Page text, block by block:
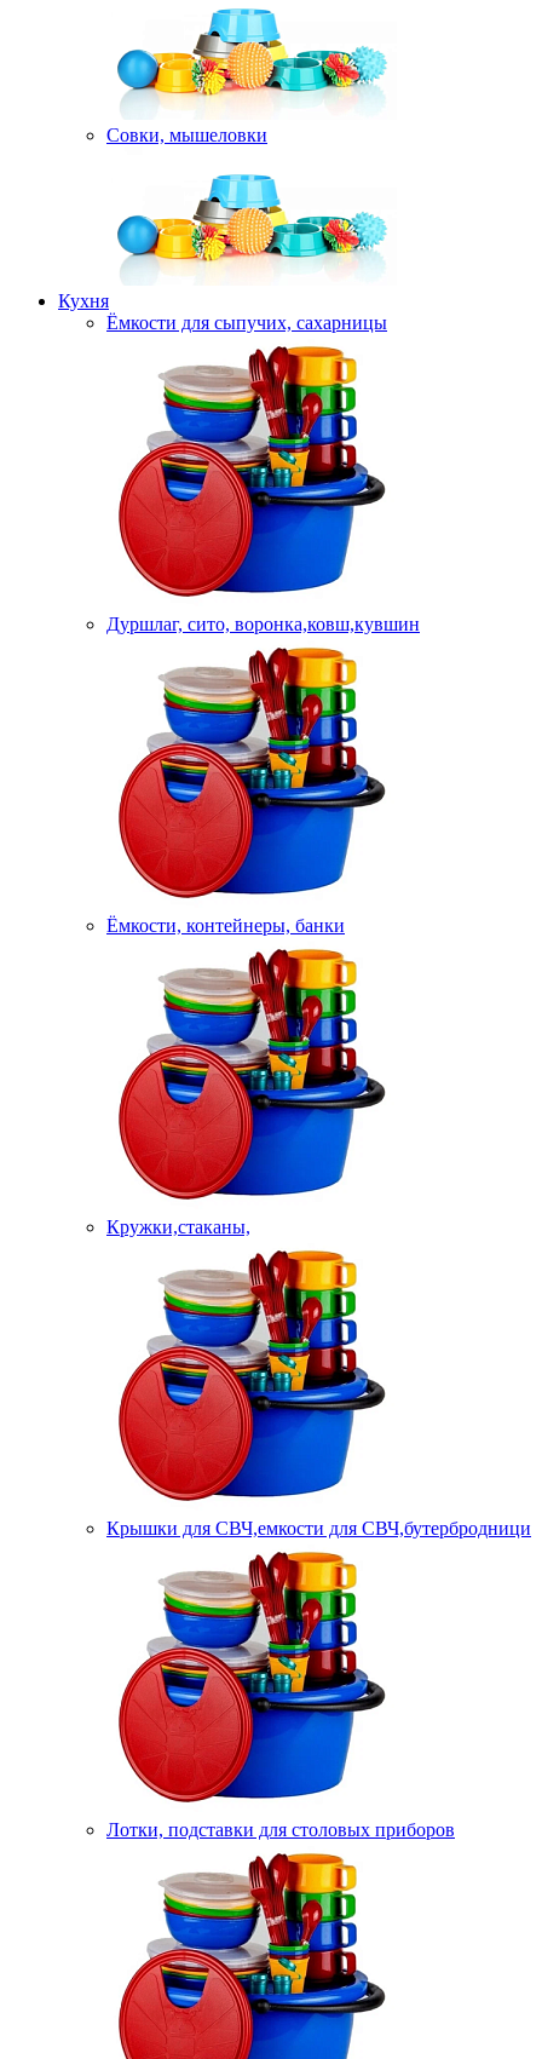
Совки, мышеловки
Кухня
Ёмкости для сыпучих, сахарницы
Дуршлаг, сито, воронка,ковш,кувшин
Ёмкости, контейнеры, банки
Кружки,стаканы,
Крышки для СВЧ,емкости для СВЧ,бутербродници
Лотки, подставки для столовых приборов